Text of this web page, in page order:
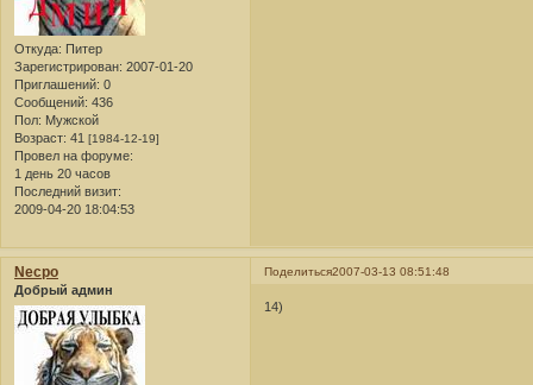
Откуда: Питер
Зарегистрирован: 2007-01-20
Приглашений: 0
Сообщений: 436
Пол: Мужской
Возраст: 41 [1984-12-19]
Провел на форуме:
1 день 20 часов
Последний визит:
2009-04-20 18:04:53
Поделиться2007-03-13 08:51:48
Necpo
Добрый админ
14)